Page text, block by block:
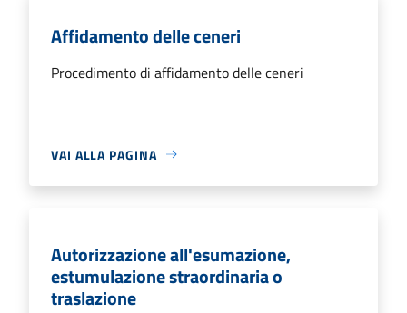
Affidamento delle ceneri
Procedimento di affidamento delle ceneri
VAI ALLA PAGINA
Autorizzazione all'esumazione,
estumulazione straordinaria o
traslazione